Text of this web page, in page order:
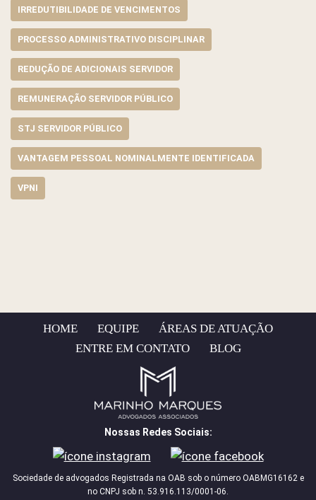
IRREDUTIBILIDADE DE VENCIMENTOS
PROCESSO ADMINISTRATIVO DISCIPLINAR
REDUÇÃO DE ADICIONAIS SERVIDOR
REMUNERAÇÃO SERVIDOR PÚBLICO
STJ SERVIDOR PÚBLICO
VANTAGEM PESSOAL NOMINALMENTE IDENTIFICADA
VPNI
HOME EQUIPE
ÁREAS DE ATUAÇÃO
ENTRE EM CONTATO
BLOG
Nossas Redes Sociais:
Sociedade de advogados Registrada na OAB sob o número OABMG16162 e
no CNPJ sob n. 53.916.113/0001-06.